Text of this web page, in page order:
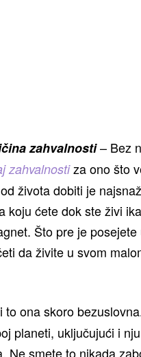
zahvalnosti– Bez
zahvalnostiza ono što
života dobiti je
koju ćete dok ste živi
Što pre je
da živite u svom
ona skoro
planeti, uključujući i
Ne smete to nikada